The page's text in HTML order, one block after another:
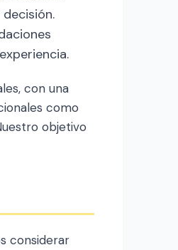
con una
como
objetivo
considerar